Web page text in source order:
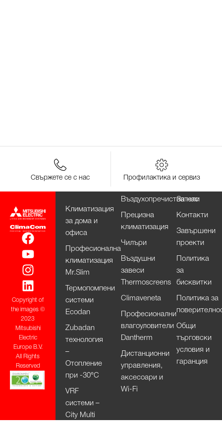
Свържете се с нас Профилактика и сервиз
Copyright of
the images ©
2023
Mitsubishi
Electric
Europe B.V.
All Rights
Reserved
Климатизация
за дома и
офиса
Професионална
климатизация
Mr.Slim
Термопомпени
системи
Ecodan
Zubadan
технология
–
Отопление
при -30°С
VRF
системи –
City Multi
Въздухопречистватели
Прецизна
климатизация
Чилъри
Въздушни
завеси
Thermoscreens
Climaveneta
Професионални
влагоуловители
Dantherm
Дистанционни
управления,
аксесоари и
Wi-Fi
За нас
Контакти
Завършени
проекти
Политика
за
бисквитки
Политика за
Общи
търговски
условия и
гаранция